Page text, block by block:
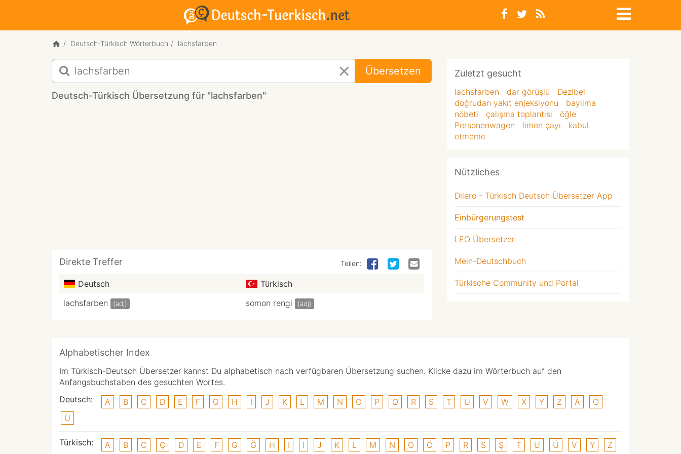
Deutsch-Türkisch Wörterbuch lachsfarben
Deutsch-
Türkisch
Übersetzung
für
Übersetzen
Deutsch-Türkisch Übersetzung für "lachsfarben"
Direkte Treffer Teilen:
Deutsch
Türkisch
lachsfarben
{adj} somon rengi {adj}
Zuletzt gesucht
lachsfarben dar görüşlü
Dezibel
doğrudan yakıt enjeksiyonu
bayılma
nöbeti
çalışma toplantısı
öğle
Personenwagen
limon çayı
kabul
etmeme
Nützliches
Dilero - Türkisch Deutsch Übersetzer App
Einbürgerungstest
LEO Übersetzer
Mein-Deutschbuch
Türkische Community und Portal
Alphabetischer Index
Im Türkisch-Deutsch Übersetzer kannst Du alphabetisch nach verfügbaren Übersetzung suchen. Klicke dazu im Wörterbuch auf den
Anfangsbuchstaben des gesuchten Wortes.
Deutsch:
A B C D E F G H I J K L M N O P Q R S T U V W X Y Z Ä
Ö
Ü
Türkisch: A B C Ç D E F G Ğ H I I J K L M N O Ö P R S Ş T U Ü V Y Z